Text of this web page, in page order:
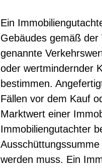
Ein
Gebäudes gemäß
genannte
oder wertmindernder
bestimmen.
Fällen vor dem Kauf
Marktwert einer
Immobiliengutachter
werden muss. Ein